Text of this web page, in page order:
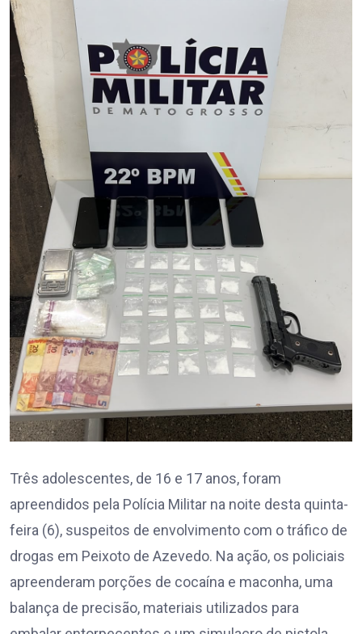
Três adolescentes, de 16 e 17 anos, foram
apreendidos pela Polícia Militar na noite desta quinta-
feira (6), suspeitos de envolvimento com o tráfico de
drogas em Peixoto de Azevedo. Na ação, os policiais
apreenderam porções de cocaína e maconha, uma
balança de precisão, materiais utilizados para